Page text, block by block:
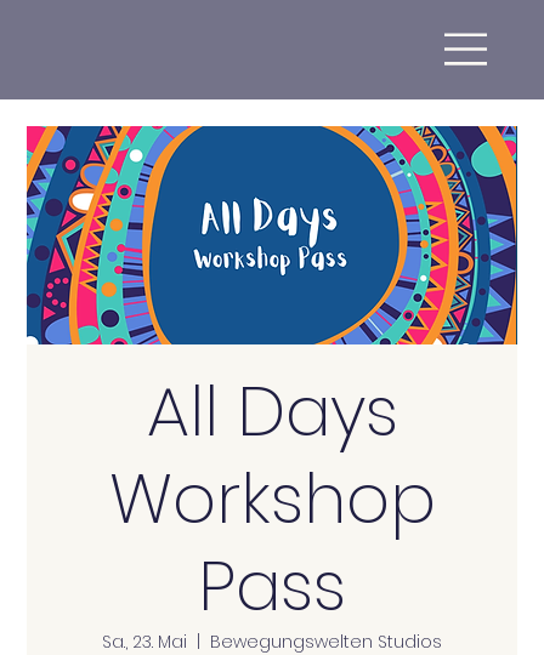
All Days
Workshop
Pass
Sa., 23. Mai
  |
Bewegungswelten Studios